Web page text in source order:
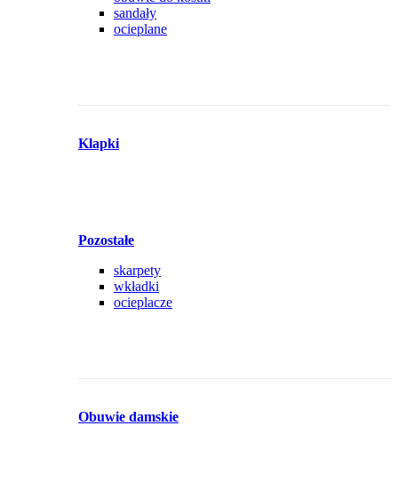
sandały
ocieplane
Klapki
Pozostałe
skarpety
wkładki
ocieplacze
Obuwie damskie